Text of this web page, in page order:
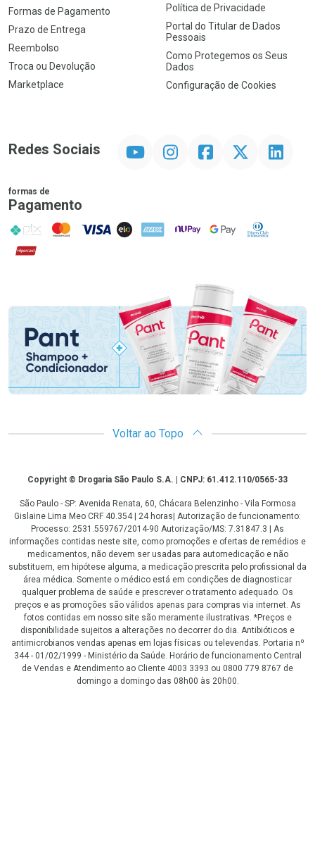
Formas de Pagamento
Prazo de Entrega
Reembolso
Troca ou Devolução
Marketplace
Política de Privacidade
Portal do Titular de Dados
Pessoais
Como Protegemos os Seus
Dados
Configuração de Cookies
Redes Sociais InstagramFacebookTwitter Linkedin
formas de
Pagamento
PIX MasterCard
VISA ELO AMEX NuPay Google PayDiners Club
Hipercard
Promoção em Destaque
Voltar ao Topo
CopyrightCopyright © Drogaria São Paulo S.A. | CNPJ: 61.412.110/0565-33
São Paulo - SP: Avenida Renata, 60, Chácara Belenzinho - Vila Formosa
Gislaine Lima Meo CRF 40.354 | 24 horas| Autorização de funcionamento:
Processo: 2531.559767/2014-90 Autorização/MS: 7.31847.3 | As
informações contidas neste site, como promoções e ofertas de remédios e
medicamentos, não devem ser usadas para automedicação e não
substituem, em hipótese alguma, a medicação prescrita pelo profissional da
área médica. Somente o médico está em condições de diagnosticar
qualquer problema de saúde e prescrever o tratamento adequado. Os
preços e as promoções são válidos apenas para compras via internet. As
fotos contidas em nosso site são meramente ilustrativas. *Preços e
disponibilidade sujeitos a alterações no decorrer do dia. Antibióticos e
antimicrobianos vendas apenas em lojas físicas ou televendas. Portaria nº
344 - 01/02/1999 - Ministério da Saúde. Horário de funcionamento Central
de Vendas e Atendimento ao Cliente 4003 3393 ou 0800 779 8767 de
domingo a domingo das 08h00 às 20h00.